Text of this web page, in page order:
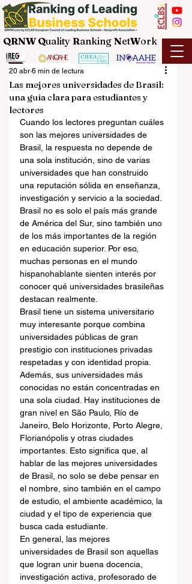
QRNW Quality Ranking NetWork
Las mejores universidades de Brasil:
una guía clara para estudiantes y
lectores
20 abr 6 min de lectura
Cuando los lectores preguntan cuáles
son las mejores universidades de
Brasil, la respuesta no depende de
una sola institución, sino de varias
universidades que han construido
una reputación sólida en enseñanza,
investigación y servicio a la sociedad.
Brasil no es solo el país más grande
de América del Sur, sino también uno
de los más importantes de la región
en educación superior. Por eso,
muchas personas en el mundo
hispanohablante sienten interés por
conocer qué universidades brasileñas
destacan realmente.
Brasil tiene un sistema universitario
muy interesante porque combina
universidades públicas de gran
prestigio con instituciones privadas
respetadas y con identidad propia.
Además, sus universidades más
conocidas no están concentradas en
una sola ciudad. Hay instituciones de
gran nivel en São Paulo, Río de
Janeiro, Belo Horizonte, Porto Alegre,
Florianópolis y otras ciudades
importantes. Esto significa que, al
hablar de las mejores universidades
de Brasil, no solo se debe pensar en
el nombre, sino también en el campo
de estudio, el ambiente académico, la
ciudad y el tipo de experiencia que
busca cada estudiante.
En general, las mejores
universidades de Brasil son aquellas
que logran unir buena docencia,
investigación activa, profesorado de